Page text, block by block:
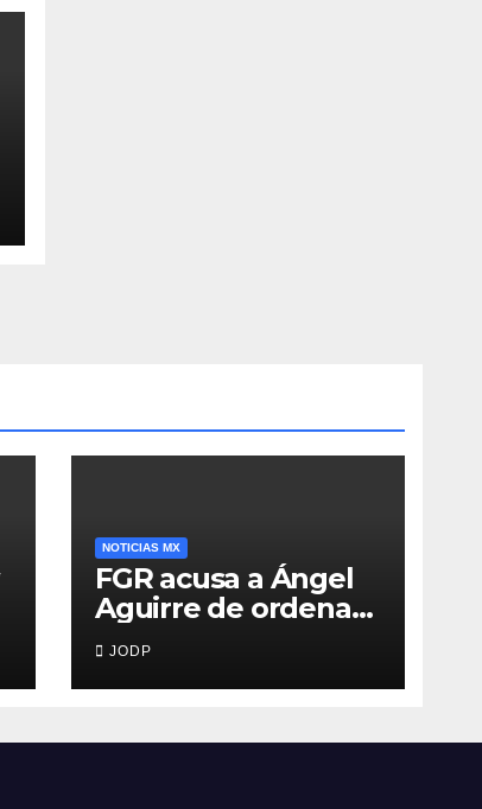
NOTICIAS MX
FGR acusa a Ángel
Aguirre de ordenar
destruir videos
clave del caso
Ayotzinapa
JODP